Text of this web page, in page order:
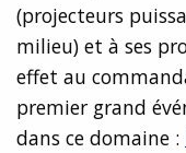
(projecteurs
milieu) et à ses
effet au
premier grand
dans ce domaine :